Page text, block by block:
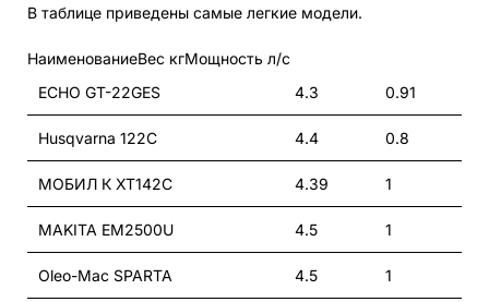
В таблице приведены самые легкие модели.
НаименованиеВес кгМощность л/с
ECHO GT-22GES
4.3 0.91
Husqvarna 122C 4.4 0.8
МОБИЛ К XT142C 4.39 1
MAKITA EM2500U 4.5 1
Oleo-Mac SPARTA 4.5 1